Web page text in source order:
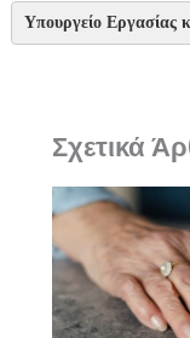
Υπουργείο Εργασίας
Σχετικά